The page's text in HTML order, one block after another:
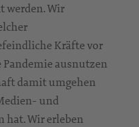
werden. Wir
Kräfte vor
ausnutzen
damit umgehen
und
Wir erleben